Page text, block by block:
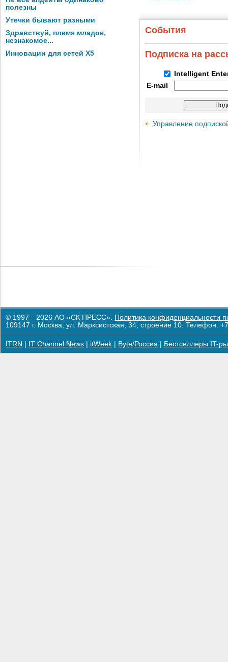
полезны
Утечки бывают разными
Здравствуй, племя младое,
незнакомое...
Инновации для сетей X5
События
Подписка на
Intelligent
E-mail
Управление
© 1997—2026 АО «СК ПРЕСС». Политика конфиденциальности
109147 г. Москва, ул. Марксистская, 34, строение 10. Телефон:
ITRN IT Channel News itWeek Byte/Россия Бестселлеры IT-